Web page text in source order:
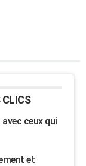
CLICS
ceux qui
et